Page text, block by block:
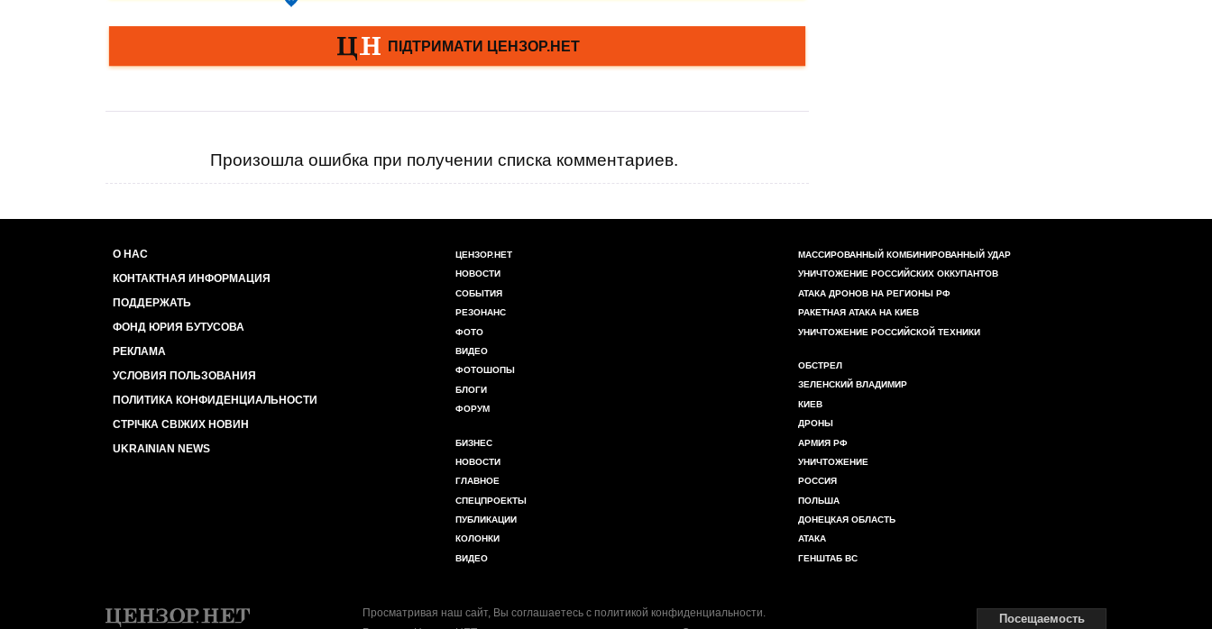
Произошла ошибка при получении списка комментариев.
О НАС
КОНТАКТНАЯ ИНФОРМАЦИЯ
ПОДДЕРЖАТЬ
ФОНД ЮРИЯ БУТУСОВА
РЕКЛАМА
УСЛОВИЯ ПОЛЬЗОВАНИЯ
ПОЛИТИКА КОНФИДЕНЦИАЛЬНОСТИ
СТРІЧКА СВІЖИХ НОВИН
UKRAINIAN NEWS
ЦЕНЗОР.НЕТ
НОВОСТИ
СОБЫТИЯ
РЕЗОНАНС
ФОТО
ВИДЕО
ФОТОШОПЫ
БЛОГИ
ФОРУМ
БИЗНЕС
НОВОСТИ
ГЛАВНОЕ
СПЕЦПРОЕКТЫ
ПУБЛИКАЦИИ
КОЛОНКИ
ВИДЕО
МАССИРОВАННЫЙ КОМБИНИРОВАННЫЙ УДАР
УНИЧТОЖЕНИЕ РОССИЙСКИХ ОККУПАНТОВ
АТАКА ДРОНОВ НА РЕГИОНЫ РФ
РАКЕТНАЯ АТАКА НА КИЕВ
УНИЧТОЖЕНИЕ РОССИЙСКОЙ ТЕХНИКИ
ОБСТРЕЛ
ЗЕЛЕНСКИЙ ВЛАДИМИР
КИЕВ
ДРОНЫ
АРМИЯ РФ
УНИЧТОЖЕНИЕ
РОССИЯ
ПОЛЬША
ДОНЕЦКАЯ ОБЛАСТЬ
АТАКА
ГЕНШТАБ ВС
Просматривая наш сайт, Вы соглашаетесь с политикой конфиденциальности.
Посещаемость